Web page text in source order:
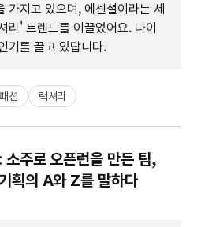
가지고 있으며, 에센셜이라는 세
리' 트렌드를 이끌었어요. 나이
기를 끌고 있답니다.
션 럭셔리
소주로 오픈런을 만든 팀,
획의 A와 Z를 말하다